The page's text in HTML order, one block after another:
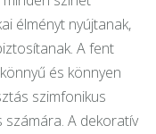
élményt nyújtanak,
A fent
és könnyen
szimfonikus
számára. A dekoratív